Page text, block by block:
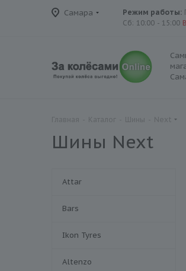
Самара Режим работы:
Сб: 10:00 - 15:00
Шины Next
Attar
Bars
Ikon Tyres
Altenzo